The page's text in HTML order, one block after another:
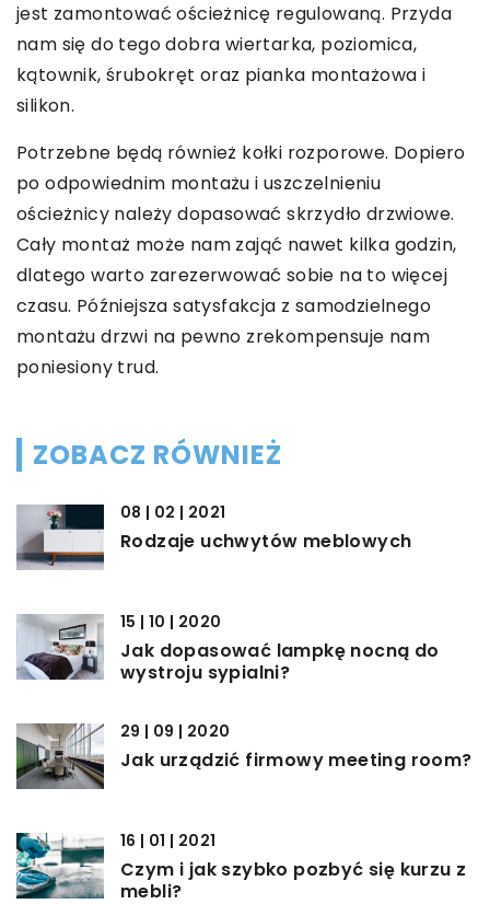
jest zamontować ościeżnicę regulowaną. Przyda
nam się do tego dobra wiertarka, poziomica,
kątownik, śrubokręt oraz pianka montażowa i
silikon.
Potrzebne będą również kołki rozporowe. Dopiero
po odpowiednim montażu i uszczelnieniu
ościeżnicy należy dopasować skrzydło drzwiowe.
Cały montaż może nam zająć nawet kilka godzin,
dlatego warto zarezerwować sobie na to więcej
czasu. Późniejsza satysfakcja z samodzielnego
montażu drzwi na pewno zrekompensuje nam
poniesiony trud.
ZOBACZ RÓWNIEŻ
08 | 02 | 2021
Rodzaje uchwytów meblowych
15 | 10 | 2020
Jak dopasować lampkę nocną do
wystroju sypialni?
29 | 09 | 2020
Jak urządzić firmowy meeting room?
16 | 01 | 2021
Czym i jak szybko pozbyć się kurzu z
mebli?